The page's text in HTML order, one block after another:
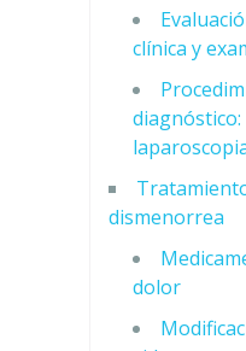
clínica y
dismenorrea
dolor